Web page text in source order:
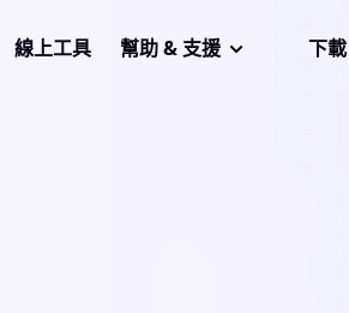
線上工具 幫助 & 支援 下載